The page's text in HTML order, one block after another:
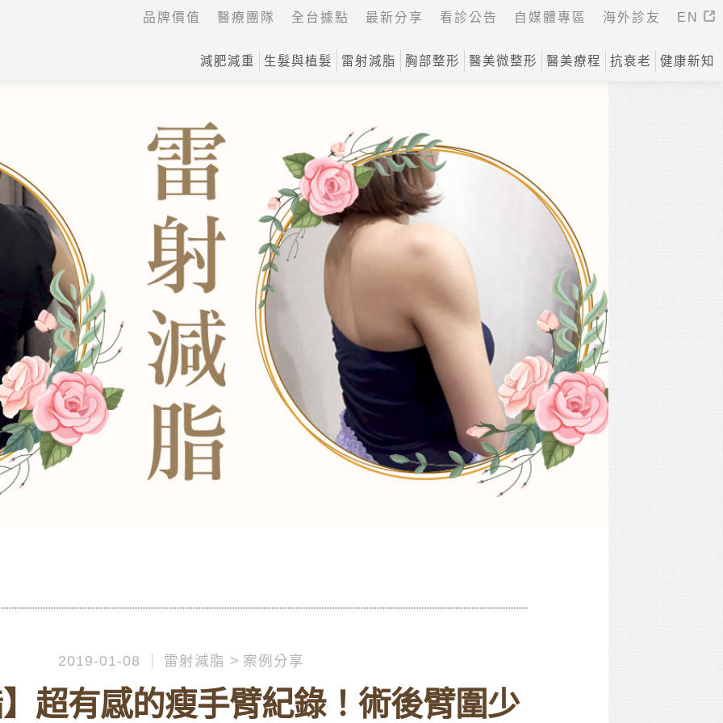
2019-01-08 雷射減脂 案例分享
超有感的瘦手臂紀錄！術後臂圍少
品牌價值 醫療團隊 全台據點 最新分享 看診公告 自媒體專區 海外診友 EN
減肥減重 生髮與植髮 雷射減脂 胸部整形 醫美微整形 醫美療程 抗衰老 健康新知